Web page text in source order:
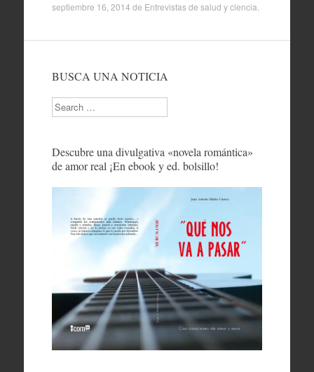
septiembre 16, 2014 de Entrevistas de salud y ciencia
BUSCA UNA NOTICIA
Search
Descubre una divulgativa «novela romántica»
de amor real ¡En ebook y ed. bolsillo!